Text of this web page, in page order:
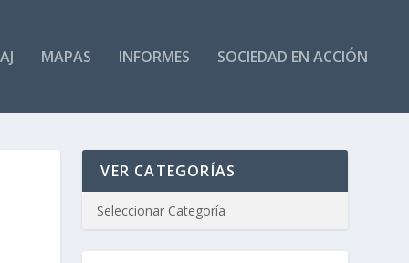
MAPAS INFORMES SOCIEDAD EN ACCIÓN
VER CATEGORÍAS